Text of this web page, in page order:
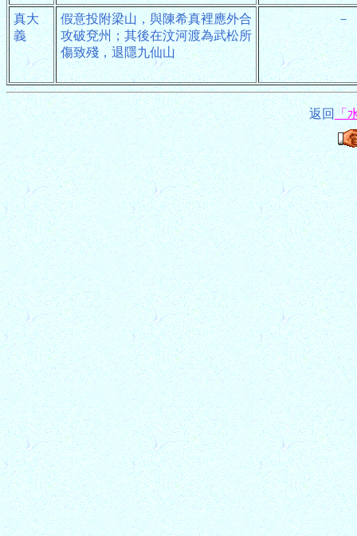
真大
義
假意投附梁山，與陳希真裡應外合
攻破兗州；其後在汶河渡為武松所
傷致殘，退隱九仙山
－
返回「